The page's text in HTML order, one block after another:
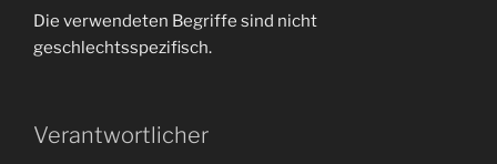
Die verwendeten Begriffe sind nicht
geschlechtsspezifisch.
Verantwortlicher